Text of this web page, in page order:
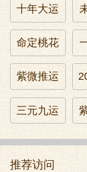
十年大运
命定桃花
紫微推运
三元九运
推荐访问